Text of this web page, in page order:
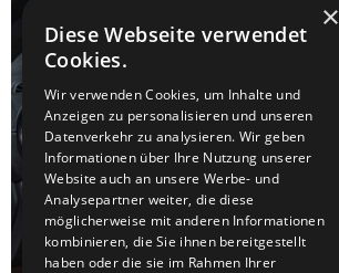
×
Diese Webseite verwendet
Cookies.
Wir verwenden Cookies, um Inhalte und
Anzeigen zu personalisieren und unseren
Datenverkehr zu analysieren. Wir geben
Informationen über Ihre Nutzung unserer
Website auch an unsere Werbe- und
Analysepartner weiter, die diese
möglicherweise mit anderen Informationen
kombinieren, die Sie ihnen bereitgestellt
haben oder die sie im Rahmen Ihrer